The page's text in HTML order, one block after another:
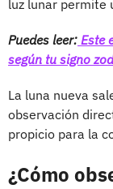
luz lunar permite
Puedes leer: Este
según tu signo
La luna nueva
observación
propicio para la
¿Cómo